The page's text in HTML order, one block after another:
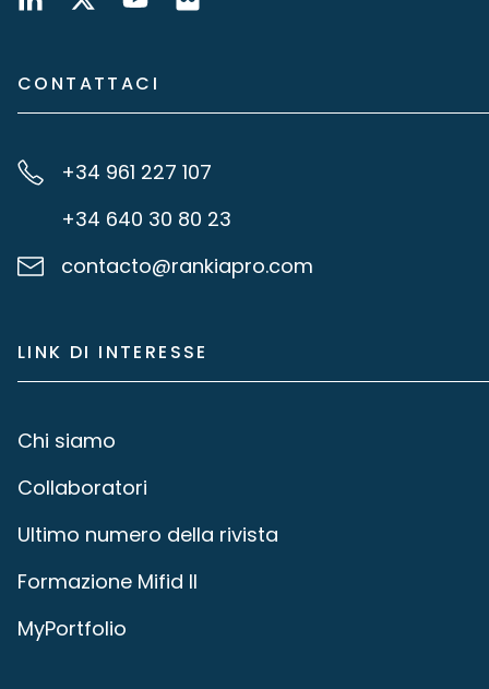
CONTATTACI
+34 961 227 107
+34 640 30 80 23
contacto@rankiapro.com
LINK DI INTERESSE
Chi siamo
Collaboratori
Ultimo numero della rivista
Formazione Mifid II
MyPortfolio